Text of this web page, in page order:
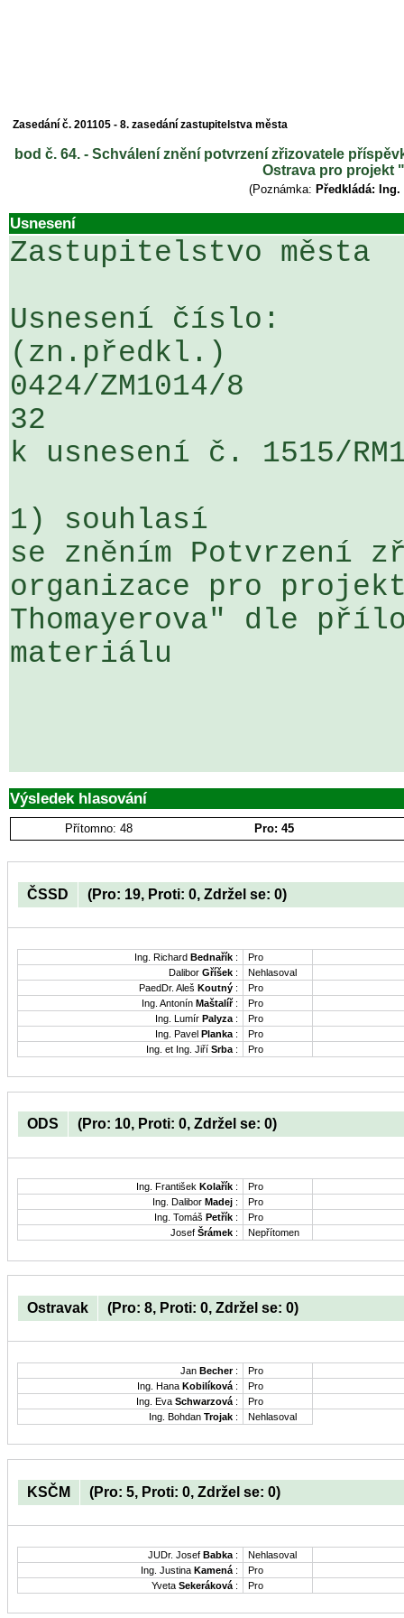
Zasedání č. 201105 - 8. zasedání zastupitelstva města
bod č. 64. - Schválení znění potvrzení zřizovatele
Ostrava pro projekt
(Poznámka: Předkládá:
Usnesení
Zastupitelstvo města
Usnesení číslo:
(zn.předkl.)
0424/ZM1014/8
32
k usnesení č. 1515/
1) souhlasí
se zněním Potvrzení
organizace pro
Thomayerova" dle
materiálu
Výsledek hlasování
Přítomno: 48 Pro: 45
ČSSD (Pro: 19, Proti: 0, Zdržel se: 0)
Ing. Richard Bednařík :
Pro
Dalibor Gříšek :
Nehlasoval
PaedDr. Aleš Koutný :
Pro
Ing. Antonín Maštalíř:
Pro
Ing. Lumír Palyza :
Pro
Ing. Pavel Planka :
Pro
Ing. et Ing. Jiří Srba : Pro
ODS (Pro: 10, Proti: 0, Zdržel se: 0)
Ing. František Kolařík :
Pro
Ing. Dalibor Madej :
Pro
Ing. Tomáš Petřík :
Pro
Josef Šrámek : Nepřítomen
Ostravak (Pro: 8, Proti: 0, Zdržel se: 0)
Jan Becher:
Pro
Ing. Hana Kobilíková :
Pro
Ing. Eva Schwarzová :
Pro
Ing. Bohdan Trojak : Nehlasoval
KSČM (Pro: 5, Proti: 0, Zdržel se: 0)
JUDr. Josef Babka :
Nehlasoval
Ing. Justina Kamená :
Pro
Yveta Sekeráková : Pro